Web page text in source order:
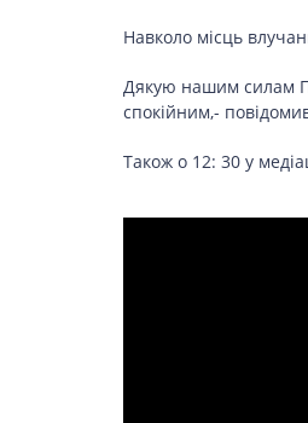
Навколо місць
Дякую нашим силам
спокійним,-
Також о 12: 30 у